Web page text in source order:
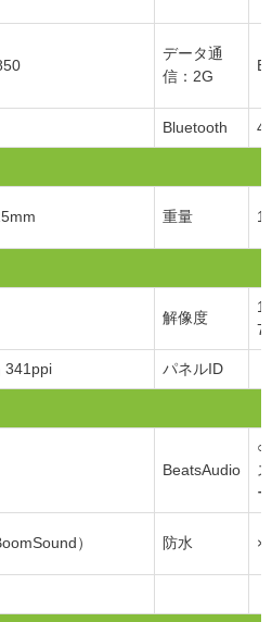
データ通
信：2G
Bluetooth
重量
解像度
341ppi パネルID
BeatsAudio
○
） 防水 ×